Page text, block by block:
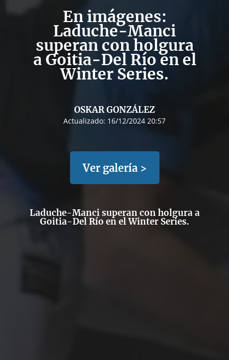
En imágenes:
Laduche-Manci
superan con holgura
a Goitia-Del Río en el
Winter Series.
OSKAR GONZÁLEZ
Actualizado: 16/12/2024 20:57
Ver galería >
Laduche-Manci superan con holgura a
Goitia-Del Río en el Winter Series.